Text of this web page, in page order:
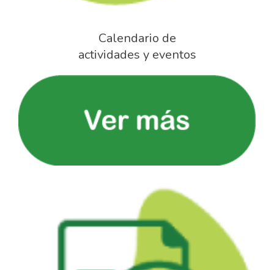
Calendario de
actividades y eventos